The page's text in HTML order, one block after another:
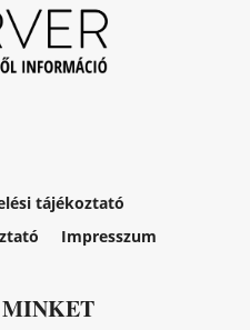
tájékoztató
Impresszum
MINKET